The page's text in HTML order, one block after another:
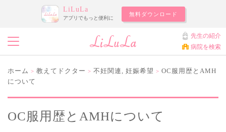
LiLuLa
アプリでもっと便利に
無料ダウンロード
先生の紹介
病院を検索
ホーム > 教えてドクター > 不妊関連 , 妊娠希望 > OC服用歴とAMH
について
OC服用歴とAMHについて